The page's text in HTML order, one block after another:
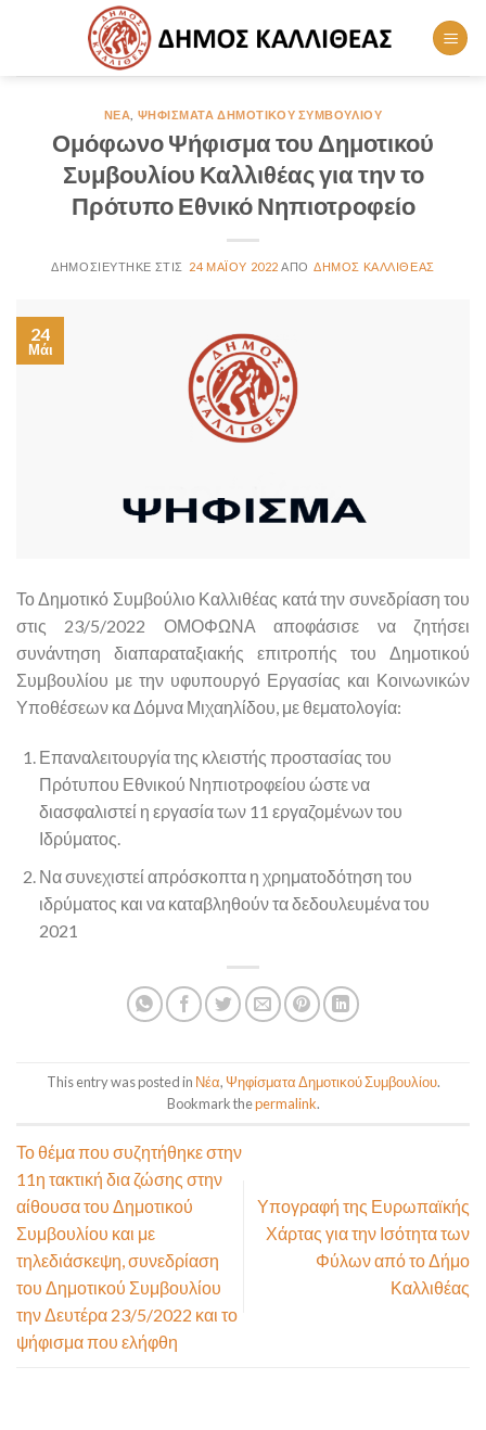
ΝΈΑ ΨΗΦΊΣΜΑΤΑ ΔΗΜΟΤΙΚΟΎ ΣΥΜΒΟΥΛΊΟΥ
Ομόφωνο Ψήφισμα του Δημοτικού
Συμβουλίου Καλλιθέας για την το
Πρότυπο Εθνικό Νηπιοτροφείο
24 ΜΑΪ́ΟΥ 2022 ΔΉΜΟΣ ΚΑΛΛΙΘΈΑΣ
24
Μάι
Το Δημοτικό Συμβούλιο Καλλιθέας κατά την συνεδρίαση του
στις 23/5/2022 ΟΜΟΦΩΝΑ αποφάσισε να ζητήσει
συνάντηση διαπαραταξιακής επιτροπής του Δημοτικού
Συμβουλίου με την υφυπουργό Εργασίας και Κοινωνικών
Υποθέσεων κα Δόμνα Μιχαηλίδου, με θεματολογία:
Επαναλειτουργία της κλειστής προστασίας του
Πρότυπου Εθνικού Νηπιοτροφείου ώστε να
διασφαλιστεί η εργασία των 11 εργαζομένων του
Ιδρύματος.
Να συνεχιστεί απρόσκοπτα η χρηματοδότηση του
ιδρύματος και να καταβληθούν τα δεδουλευμένα του
2021
This entry was posted in Νέα, Ψηφίσματα Δημοτικού Συμβουλίου.
Bookmark thepermalink.
Το θέμα που συζητήθηκε στην
11η τακτική δια ζώσης στην
αίθουσα του Δημοτικού
Συμβουλίου και με
τηλεδιάσκεψη, συνεδρίαση
του Δημοτικού Συμβουλίου
την Δευτέρα 23/5/2022 και το
ψήφισμα που ελήφθη
Υπογραφή της Ευρωπαϊκής
Χάρτας για την Ισότητα των
Φύλων από το Δήμο
Καλλιθέας